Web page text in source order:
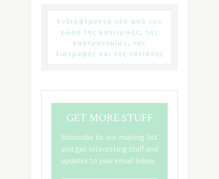
Ενδιαφέροντα νέα από τον
χώρο της μαγειρικής, της
γαστρονομίας, της
διατροφής και της εστίασης
GET MORE STUFF
Subscribe to our mailing list
and get interesting stuff and
updates to your email inbox.